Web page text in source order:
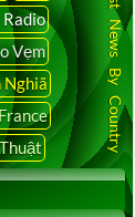
Vẹm
Nghiã
France
Latest News By Country